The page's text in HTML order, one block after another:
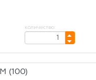
количество:
(100)